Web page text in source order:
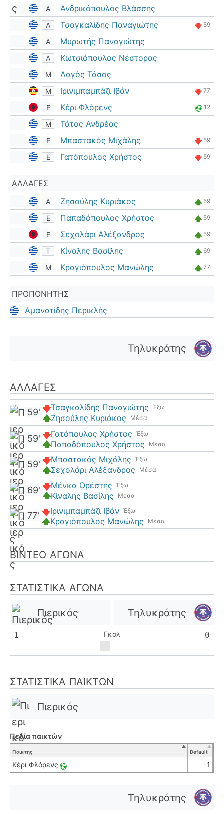
Α Ανδρικόπουλος Βλάσσης
Α Τσαγκαλίδης Παναγιώτης 59'
Α Μυρωτής Παναγιώτης
Α Κωτσιόπουλος Νέστορας
Μ Λαγός Τάσος
Μ Ιρινιμπαμπάζι Ιβάν 77'
Ε Κέρι Φλόρενς 12'
Μ Τάτος Ανδρέας
Ε Μπαστακός Μιχάλης 59'
Ε Γατόπουλος Χρήστος 59'
ΑΛΛΑΓΈΣ
Α Ζησούλης Κυριάκος 59'
Ε Παπαδόπουλος Χρήστος 59'
Ε Σεχολάρι Αλέξανδρος 59'
Τ Κίναλης Βασίλης 69'
Μ Κραγιόπουλος Μανώλης 77'
ΠΡΟΠΟΝΗΤΉΣ
Αμανατίδης Περικλής
Τηλυκράτης
ΑΛΛΑΓΈΣ
Έξω
Τσαγκαλίδης Παναγιώτης
Μέσα
Ζησούλης Κυριάκος
59'
Έξω
Γατόπουλος Χρήστος
Μέσα
Παπαδόπουλος Χρήστος
59'
Έξω
Μπαστακός Μιχάλης
Μέσα
Σεχολάρι Αλέξανδρος
59'
Έξω
Μένκα Ορέστης
Μέσα
Κίναλης Βασίλης
69'
Έξω
Ιρινιμπαμπάζι Ιβάν
Μέσα
Κραγιόπουλος Μανώλης
77'
ΒΊΝΤΕΟ ΑΓΏΝΑ
ΣΤΑΤΙΣΤΙΚΆ ΑΓΏΝΑ
Πιερικός Τηλυκράτης
1 Γκολ 0
ΣΤΑΤΙΣΤΙΚΆ ΠΑΙΚΤΏΝ
Πιερικός
Παίκτης Default
Κέρι Φλόρενς 1
Πεδία παικτών
Τηλυκράτης